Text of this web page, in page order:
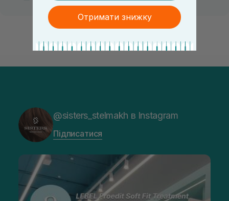
@sisters_stelmakh в Instagram
Підписатися
Отримати знижку